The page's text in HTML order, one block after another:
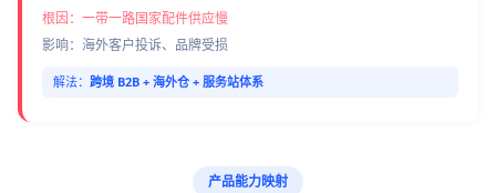
根因：一带一路国家配件供应慢
影响：海外客户投诉、品牌受损
解法： 跨境 B2B + 海外仓 + 服务站体系
产品能力映射